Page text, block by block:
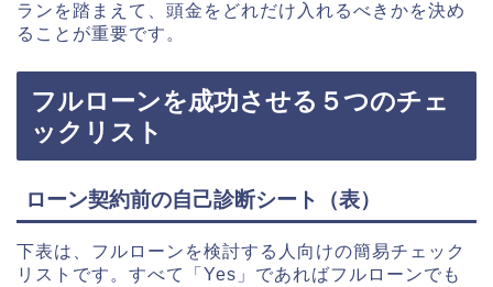
ランを踏まえて、頭金をどれだけ入れるべきかを決め
ることが重要です。
フルローンを成功させる５つのチェ
ックリスト
ローン契約前の自己診断シート（表）
下表は、フルローンを検討する人向けの簡易チェック
リストです。すべて「Yes」であればフルローンでも